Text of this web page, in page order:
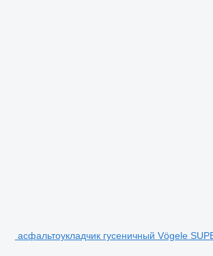
асфальтоукладчик гусеничный Vögele